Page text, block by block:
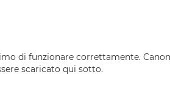
di funzionare correttamente.
scaricato qui sotto.